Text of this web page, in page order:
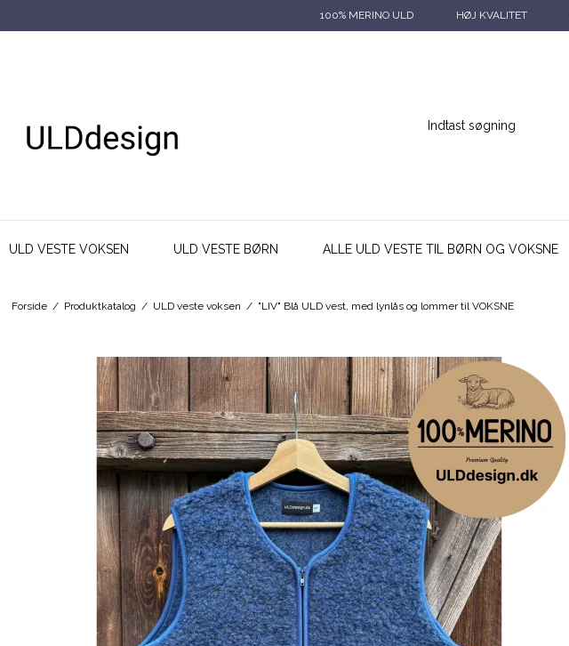
100% MERINO ULD HØJ KVALITET
ULD VESTE VOKSEN ULD VESTE BØRN ALLE ULD VESTE TIL BØRN OG VOKSNE
Forside / Produktkatalog / ULD veste voksen / "LIV" Blå ULD vest, med lynlås og lommer til VOKSNE